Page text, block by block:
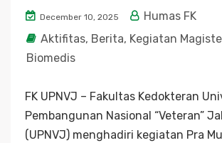
December 10, 2025
Humas FK
Aktifitas, Berita, Kegiatan
Biomedis
FK UPNVJ – Fakultas Kedokteran
Pembangunan Nasional “Veteran”
(UPNVJ) menghadiri kegiatan Pra